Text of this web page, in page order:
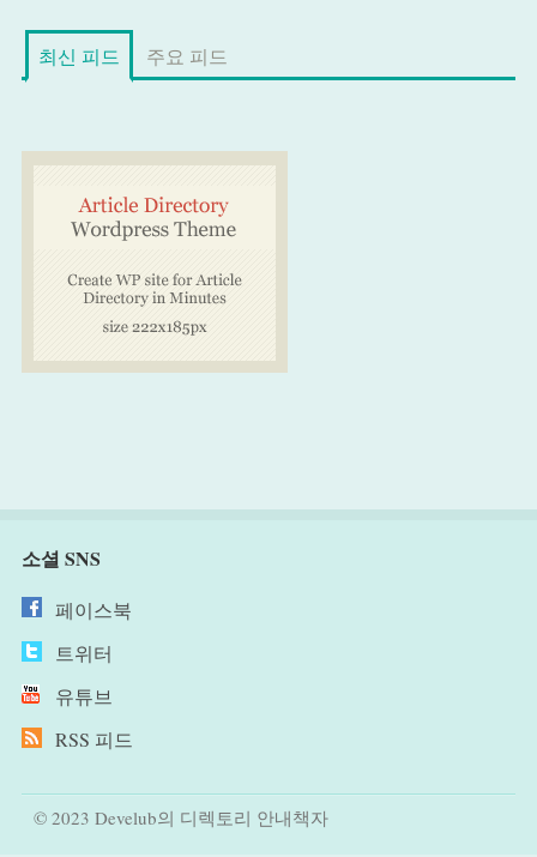
최신 피드 주요 피드
소셜 SNS
페이스북
트위터
유튜브
RSS 피드
© 2023 Develub의 디렉토리 안내책자